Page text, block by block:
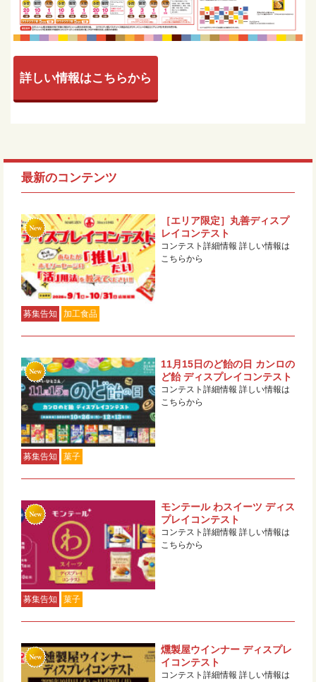
詳しい情報はこちらから
最新のコンテンツ
募集告知 加工食品
［エリア限定］丸善ディスプ
レイコンテスト
コンテスト詳細情報 詳しい情報は
こちらから
募集告知 菓子
11月15日のど飴の日 カンロの
ど飴 ディスプレイコンテスト
コンテスト詳細情報 詳しい情報は
こちらから
募集告知 菓子
モンテール わスイーツ ディス
プレイコンテスト
コンテスト詳細情報 詳しい情報は
こちらから
燻製屋ウインナー ディスプレ
イコンテスト
コンテスト詳細情報 詳しい情報は